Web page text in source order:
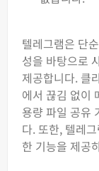
텔레그램은 단
성을 바탕으로
제공합니다. 클
에서 끊김 없이
용량 파일 공유
다. 또한, 텔레
한 기능을 제공